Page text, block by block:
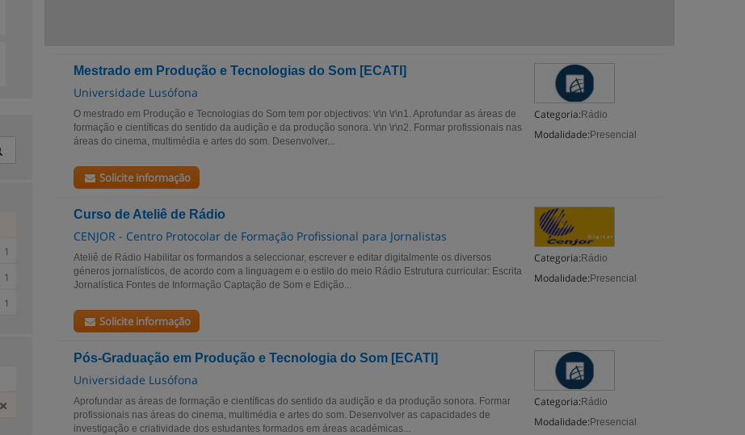
Mestrado em Produção e Tecnologias do Som [ECATI]
Universidade Lusófona
Categoria: Rádio
Modalidade: Presencial
O mestrado em Produção e Tecnologias do Som tem por objectivos: \r\n \r\n1. Aprofundar as áreas de
formação e científicas do sentido da audição e da produção sonora. \r\n \r\n2. Formar profissionais nas
áreas do cinema, multimédia e artes do som. Desenvolver...
Solicite informação
Curso de Ateliê de Rádio
CENJOR - Centro Protocolar de Formação Profissional para Jornalistas
Categoria: Rádio
Modalidade: Presencial
Ateliê de Rádio Habilitar os formandos a seleccionar, escrever e editar digitalmente os diversos
géneros jornalísticos, de acordo com a linguagem e o estilo do meio Rádio Estrutura curricular: Escrita
Jornalística Fontes de Informação Captação de Som e Edição...
Solicite informação
Pós-Graduação em Produção e Tecnologia do Som [ECATI]
Universidade Lusófona
Categoria: Rádio
Modalidade: Presencial
Aprofundar as áreas de formação e científicas do sentido da audição e da produção sonora. Formar
profissionais nas áreas do cinema, multimédia e artes do som. Desenvolver as capacidades de
investigação e criatividade dos estudantes formados em áreas académicas...
1
1
1